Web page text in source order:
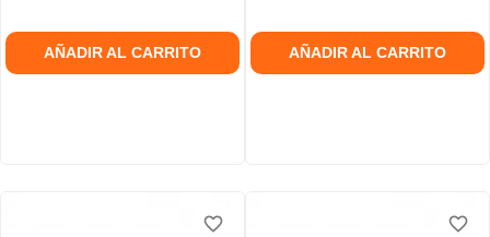
AÑADIR AL CARRITO AÑADIR AL CARRITO
favorite_border
favorite_border favorite_border
favorite_border